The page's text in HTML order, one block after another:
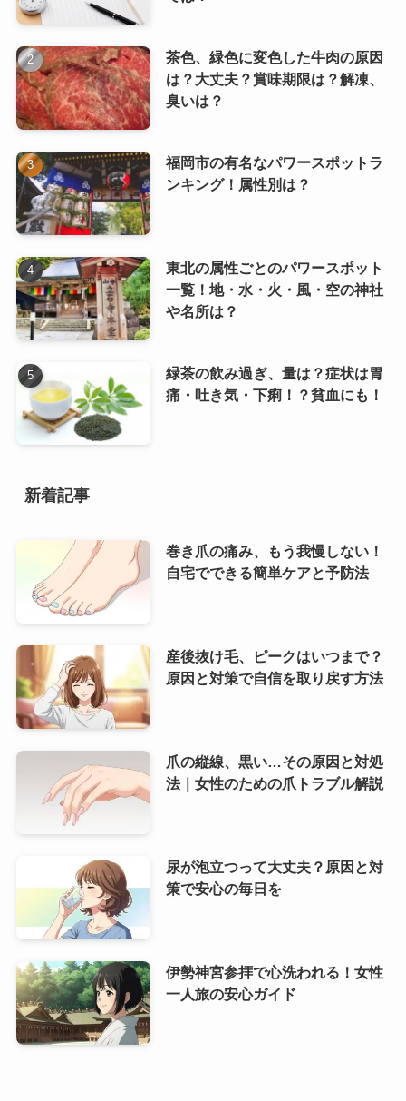
茶色、緑色に変色した牛肉の原因
は？大丈夫？賞味期限は？解凍、
臭いは？
福岡市の有名なパワースポットラ
ンキング！属性別は？
東北の属性ごとのパワースポット
一覧！地・水・火・風・空の神社
や名所は？
緑茶の飲み過ぎ、量は？症状は胃
痛・吐き気・下痢！？貧血にも！
新着記事
巻き爪の痛み、もう我慢しない！
自宅でできる簡単ケアと予防法
産後抜け毛、ピークはいつまで？
原因と対策で自信を取り戻す方法
爪の縦線、黒い…その原因と対処
法｜女性のための爪トラブル解説
尿が泡立つって大丈夫？原因と対
策で安心の毎日を
伊勢神宮参拝で心洗われる！女性
一人旅の安心ガイド